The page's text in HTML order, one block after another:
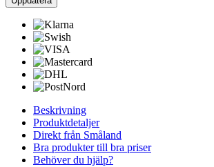
Beskrivning
Produktdetaljer
Direkt från Småland
Bra produkter till bra priser
Behöver du hjälp?